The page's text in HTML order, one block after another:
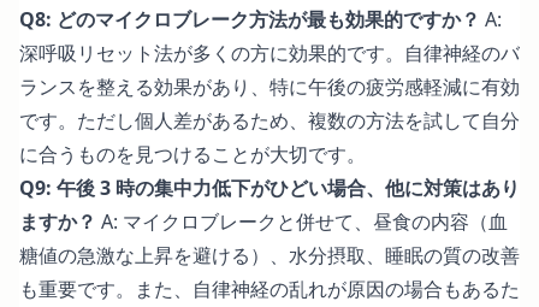
Q8: どのマイクロブレーク方法が最も効果的ですか？ A:
深呼吸リセット法が多くの方に効果的です。自律神経のバ
ランスを整える効果があり、特に午後の疲労感軽減に有効
です。ただし個人差があるため、複数の方法を試して自分
に合うものを見つけることが大切です。
Q9: 午後 3 時の集中力低下がひどい場合、他に対策はあり
ますか？ A: マイクロブレークと併せて、昼食の内容（血
糖値の急激な上昇を避ける）、水分摂取、睡眠の質の改善
も重要です。また、自律神経の乱れが原因の場合もあるた